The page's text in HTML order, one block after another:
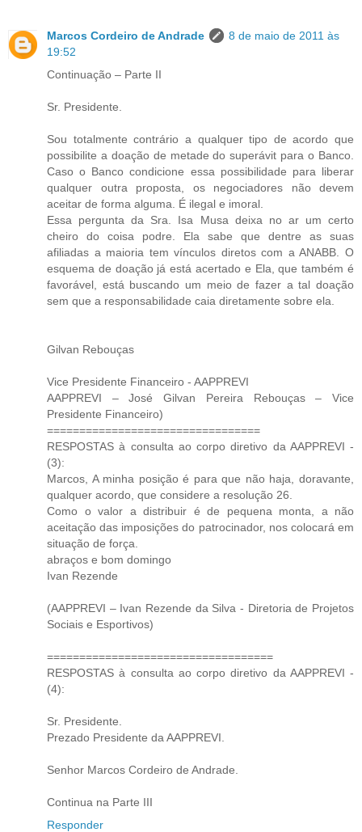
Marcos Cordeiro de Andrade
8 de maio de 2011 às
19:52
Continuação – Parte II
Sr. Presidente.
Sou totalmente contrário a qualquer tipo de acordo que
possibilite a doação de metade do superávit para o Banco.
Caso o Banco condicione essa possibilidade para liberar
qualquer outra proposta, os negociadores não devem
aceitar de forma alguma. É ilegal e imoral.
Essa pergunta da Sra. Isa Musa deixa no ar um certo
cheiro do coisa podre. Ela sabe que dentre as suas
afiliadas a maioria tem vínculos diretos com a ANABB. O
esquema de doação já está acertado e Ela, que também é
favorável, está buscando um meio de fazer a tal doação
sem que a responsabilidade caia diretamente sobre ela.
Gilvan Rebouças
Vice Presidente Financeiro - AAPPREVI
AAPPREVI – José Gilvan Pereira Rebouças – Vice
Presidente Financeiro)
=================================
RESPOSTAS à consulta ao corpo diretivo da AAPPREVI -
(3):
Marcos, A minha posição é para que não haja, doravante,
qualquer acordo, que considere a resolução 26.
Como o valor a distribuir é de pequena monta, a não
aceitação das imposições do patrocinador, nos colocará em
situação de força.
abraços e bom domingo
Ivan Rezende
(AAPPREVI – Ivan Rezende da Silva - Diretoria de Projetos
Sociais e Esportivos)
===================================
RESPOSTAS à consulta ao corpo diretivo da AAPPREVI -
(4):
Sr. Presidente.
Prezado Presidente da AAPPREVI.
Senhor Marcos Cordeiro de Andrade.
Continua na Parte III
Responder